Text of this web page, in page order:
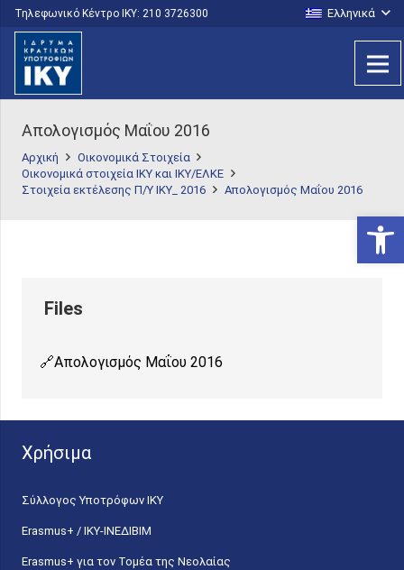
Τηλεφωνικό Κέντρο IKY: 210 3726300 Ελληνικά
Απολογισμός Μαΐου 2016
Αρχική
Οικονομικά Στοιχεία
Οικονομικά στοιχεία ΙΚΥ και ΙΚΥ/ΕΛΚΕ
Στοιχεία εκτέλεσης Π/Υ ΙΚΥ_ 2016
Απολογισμός Μαΐου 2016
Απολογισμός Μαΐου 2016
Χρήσιμα
Σύλλογος Υποτρόφων ΙΚΥ
Erasmus+ / ΙΚΥ-ΙΝΕΔΙΒΙΜ
Erasmus+ για τον Τομέα της Νεολαίας